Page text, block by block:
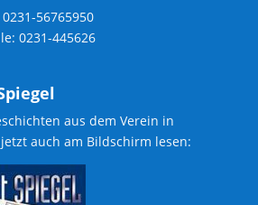
56765950
0231-445626
aus dem Verein in
auch am Bildschirm lesen: